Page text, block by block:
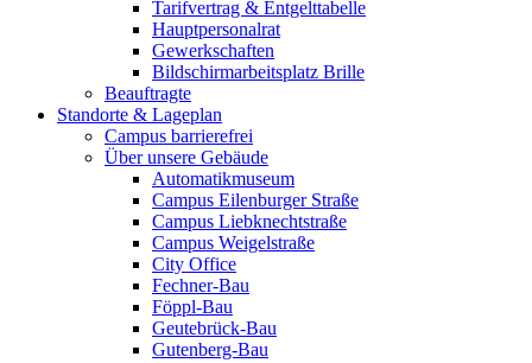
Tarifvertrag & Entgelttabelle
Hauptpersonalrat
Gewerkschaften
Bildschirmarbeitsplatz Brille
Beauftragte
Standorte & Lageplan
Campus barrierefrei
Über unsere Gebäude
Automatikmuseum
Campus Eilenburger Straße
Campus Liebknechtstraße
Campus Weigelstraße
City Office
Fechner-Bau
Föppl-Bau
Geutebrück-Bau
Gutenberg-Bau